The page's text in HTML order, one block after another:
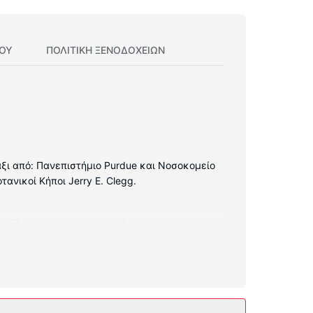
ΠΟΛΙΤΙΚΗ ΞΕΝΟΔΟΧΕΊΩΝ
από: Πανεπιστήμιο Purdue και Νοσοκομείο
Κήποι Jerry E. Clegg.
περιλαμβάνουν γραφεία και βραστήρες για